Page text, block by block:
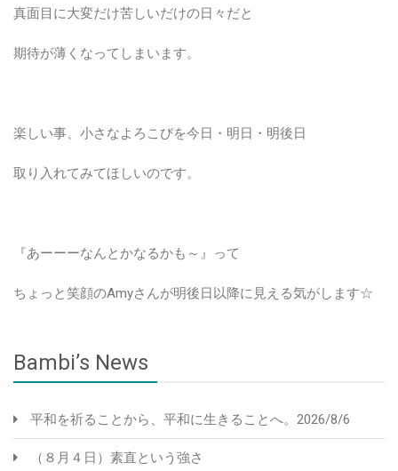
真面目に大変だけ苦しいだけの日々だと
期待が薄くなってしまいます。
楽しい事、小さなよろこびを今日・明日・明後日
取り入れてみてほしいのです。
『あーーーなんとかなるかも～』って
ちょっと笑顔のAmyさんが明後日以降に見える気がします☆
Bambi’s News
平和を祈ることから、平和に生きることへ。2026/8/6
（８月４日）素直という強さ